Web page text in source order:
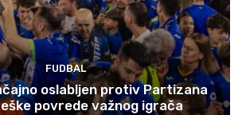
FUDBAL
oslabljen protiv Partizana
povrede važnog igrača